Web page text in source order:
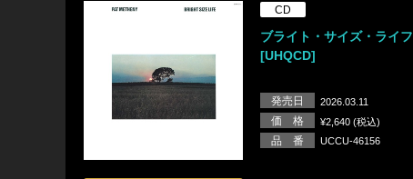
CD
ブライト・サイズ・ライフ
[UHQCD]
発売日 2026.03.11
価 格 ¥2,640 (税込)
品 番 UCCU-46156